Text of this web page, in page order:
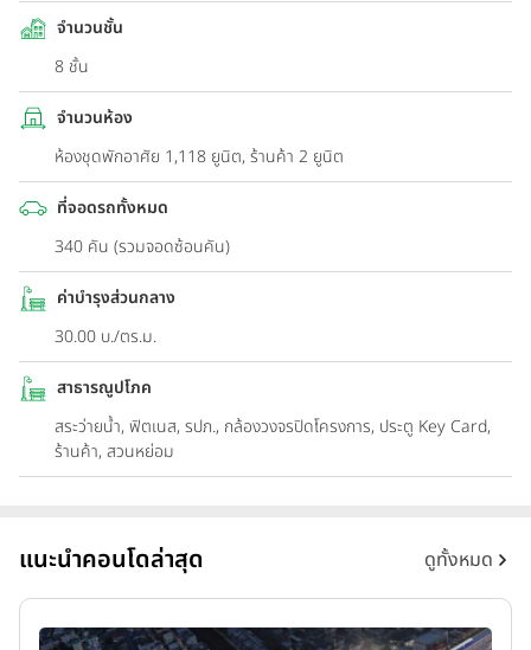
จำนวนชั้น
8 ชั้น
จำนวนห้อง
ห้องชุดพักอาศัย 1,118 ยูนิต, ร้านค้า 2 ยูนิต
ที่จอดรถทั้งหมด
340 คัน (รวมจอดซ้อนคัน)
ค่าบำรุงส่วนกลาง
30.00 บ./ตร.ม.
สาธารณูปโภค
สระว่ายน้ำ, ฟิตเนส, รปภ., กล้องวงจรปิดโครงการ, ประตู Key Card,
ร้านค้า, สวนหย่อม
แนะนำคอนโดล่าสุด ดูทั้งหมด